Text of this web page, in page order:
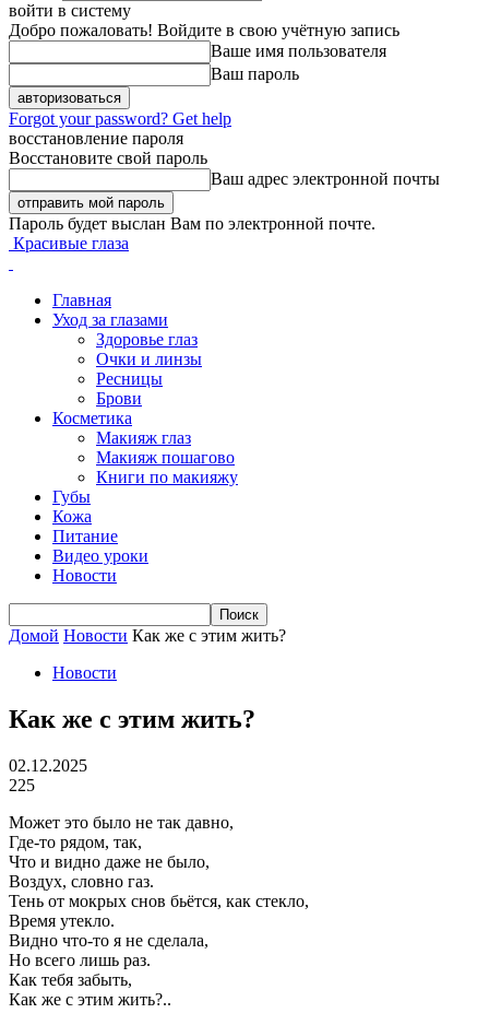
войти в систему
Добро пожаловать! Войдите в свою учётную запись
Ваше имя пользователя
Ваш пароль
Forgot your password? Get help
восстановление пароля
Восстановите свой пароль
Ваш адрес электронной почты
Пароль будет выслан Вам по электронной почте.
Красивые глаза
Главная
Уход за глазами
Здоровье глаз
Очки и линзы
Ресницы
Брови
Косметика
Макияж глаз
Макияж пошагово
Книги по макияжу
Губы
Кожа
Питание
Видео уроки
Новости
Домой Новости Как же с этим жить?
Новости
Как же с этим жить?
02.12.2025
225
Может это было не так давно,
Где-то рядом, так,
Что и видно даже не было,
Воздух, словно газ.
Тень от мокрых снов бьётся, как стекло,
Время утекло.
Видно что-то я не сделала,
Но всего лишь раз.
Как тебя забыть,
Как же с этим жить?..